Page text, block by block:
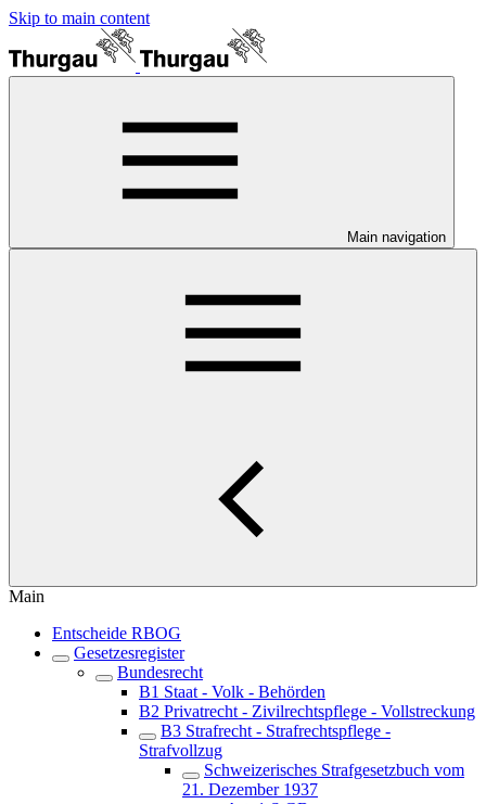
Skip to main content
Main navigation
Main
Entscheide RBOG
Gesetzesregister
Bundesrecht
B1 Staat - Volk - Behörden
B2 Privatrecht - Zivilrechtspflege - Vollstreckung
B3 Strafrecht - Strafrechtspflege -
Strafvollzug
Schweizerisches Strafgesetzbuch vom
21. Dezember 1937